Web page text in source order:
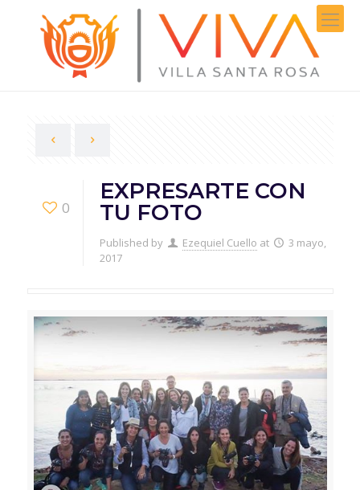
0
EXPRESARTE CON
TU FOTO
Published by Ezequiel Cuello at
3 mayo,
2017